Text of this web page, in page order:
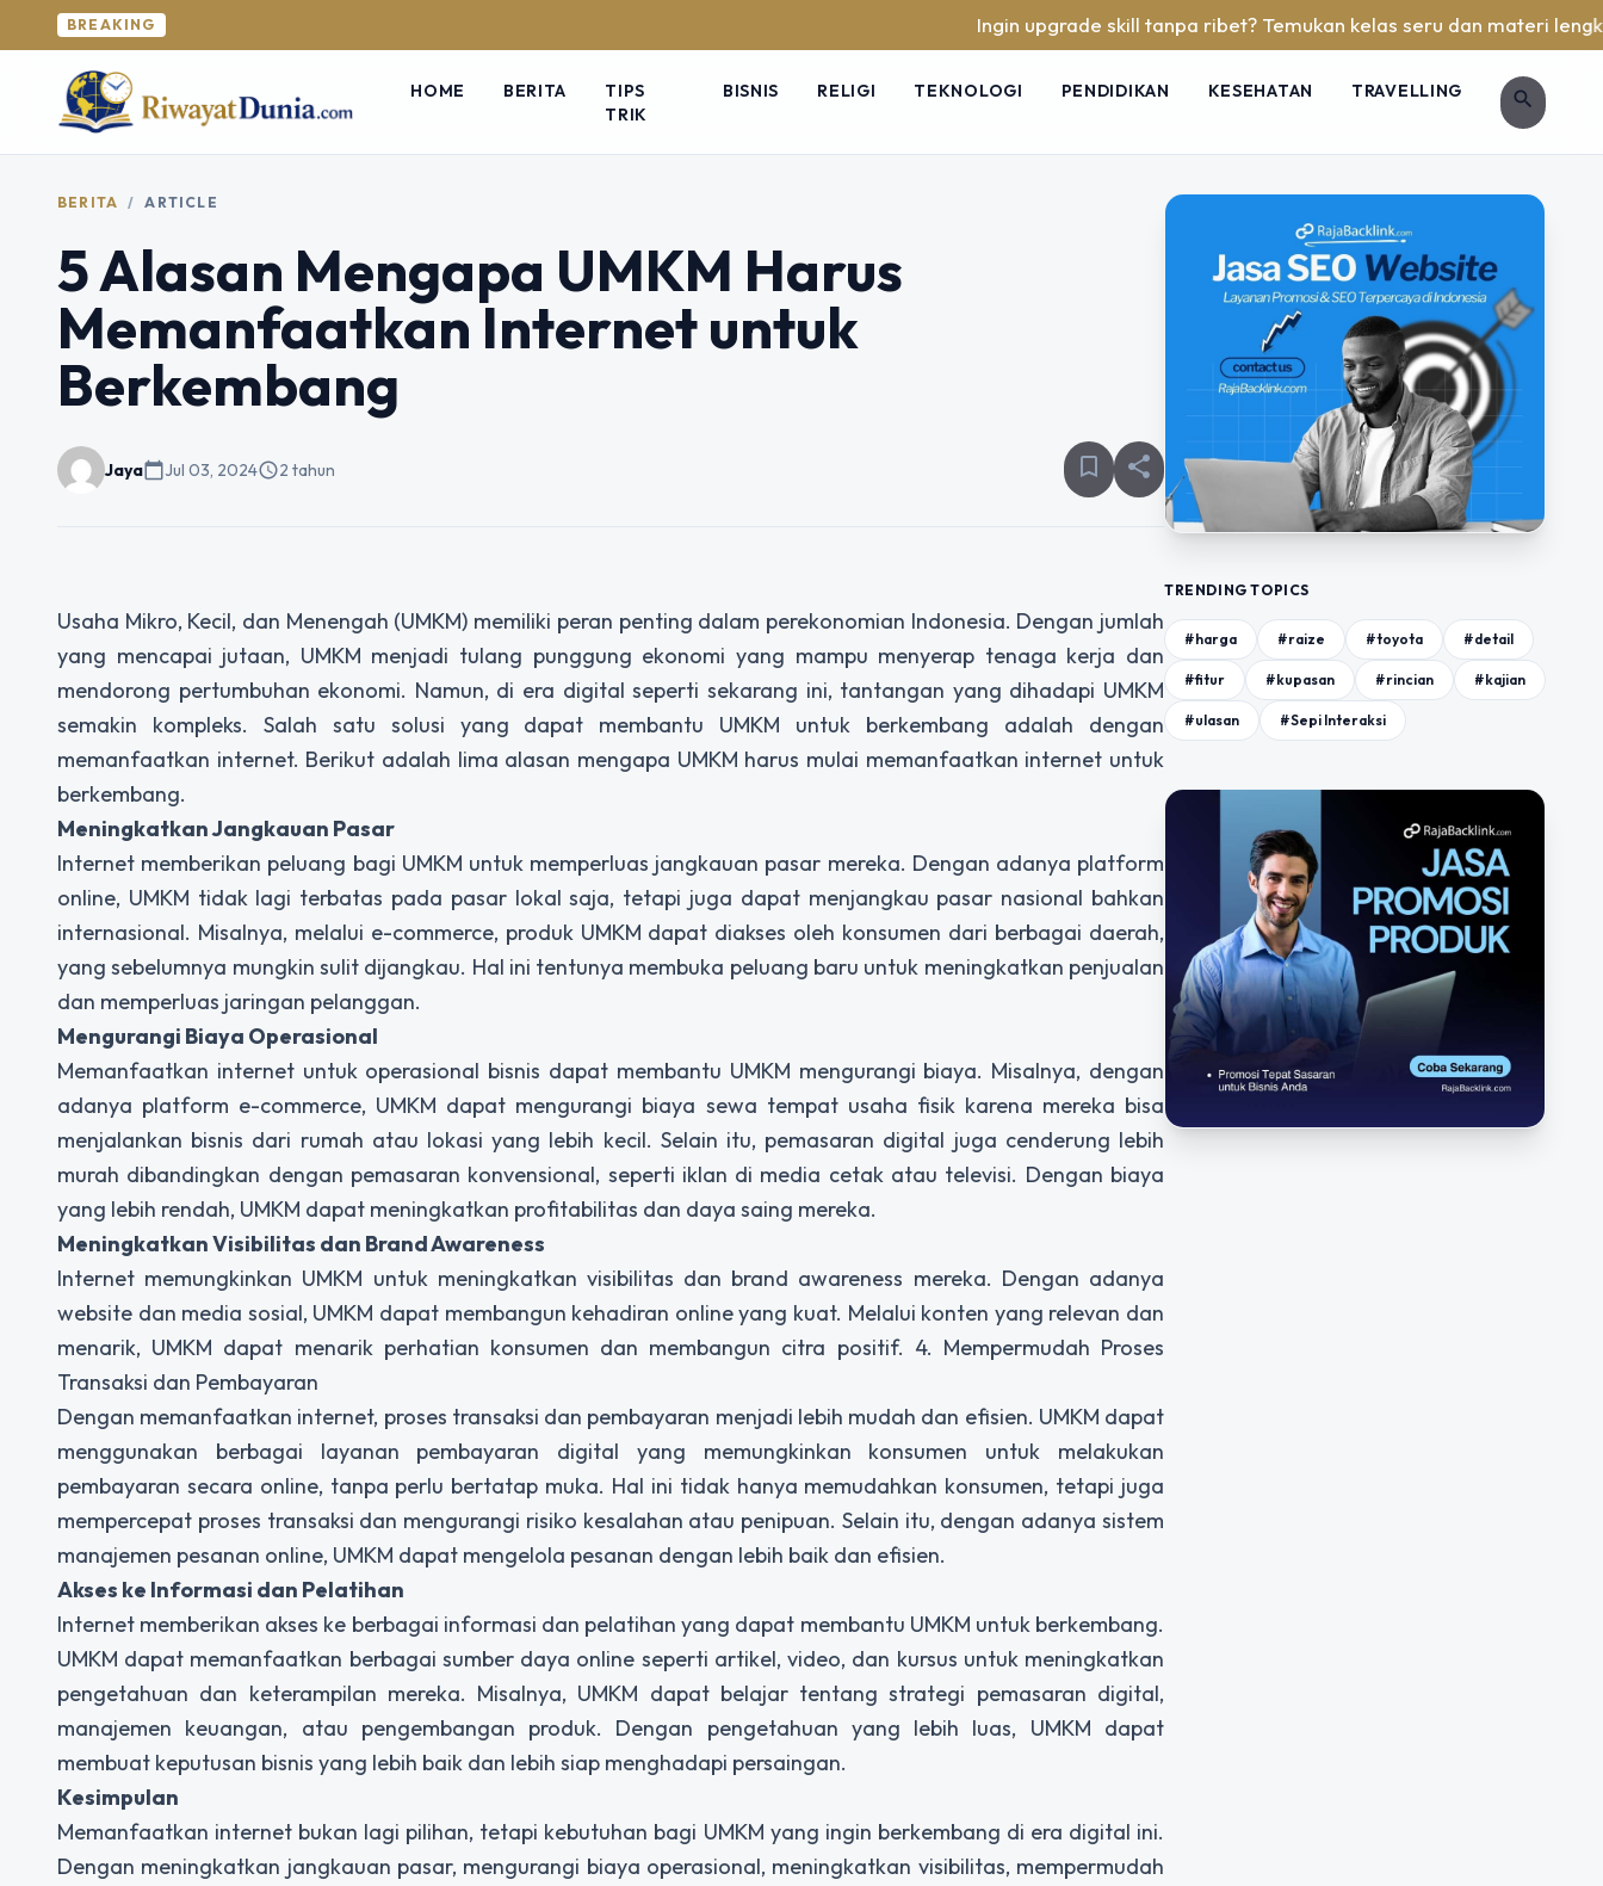
BREAKING Ingin upgrade skill tanpa ribet? Temukan kelas seru dan materi lengkap
HOME BERITA
TIPS
TRIK
BISNIS RELIGI TEKNOLOGI PENDIDIKAN KESEHATAN TRAVELLING search
BERITA / ARTICLE
5 Alasan Mengapa UMKM Harus
Memanfaatkan Internet untuk
Berkembang
Jayacalendar_todayJul 03, 2024schedule2 tahun bookmark_border share
Usaha Mikro, Kecil, dan Menengah (UMKM) memiliki peran penting dalam perekonomian Indonesia. Dengan jumlah
yang mencapai jutaan, UMKM menjadi tulang punggung ekonomi yang mampu menyerap tenaga kerja dan
mendorong pertumbuhan ekonomi. Namun, di era digital seperti sekarang ini, tantangan yang dihadapi UMKM
semakin kompleks. Salah satu solusi yang dapat membantu UMKM untuk berkembang adalah dengan
memanfaatkan internet. Berikut adalah lima alasan mengapa UMKM harus mulai memanfaatkan internet untuk
berkembang.
Meningkatkan Jangkauan Pasar
Internet memberikan peluang bagi UMKM untuk memperluas jangkauan pasar mereka. Dengan adanya platform
online, UMKM tidak lagi terbatas pada pasar lokal saja, tetapi juga dapat menjangkau pasar nasional bahkan
internasional. Misalnya, melalui e-commerce, produk UMKM dapat diakses oleh konsumen dari berbagai daerah,
yang sebelumnya mungkin sulit dijangkau. Hal ini tentunya membuka peluang baru untuk meningkatkan penjualan
dan memperluas jaringan pelanggan.
Mengurangi Biaya Operasional
Memanfaatkan internet untuk operasional bisnis dapat membantu UMKM mengurangi biaya. Misalnya, dengan
adanya platform e-commerce, UMKM dapat mengurangi biaya sewa tempat usaha fisik karena mereka bisa
menjalankan bisnis dari rumah atau lokasi yang lebih kecil. Selain itu, pemasaran digital juga cenderung lebih
murah dibandingkan dengan pemasaran konvensional, seperti iklan di media cetak atau televisi. Dengan biaya
yang lebih rendah, UMKM dapat meningkatkan profitabilitas dan daya saing mereka.
Meningkatkan Visibilitas dan Brand Awareness
Internet memungkinkan UMKM untuk meningkatkan visibilitas dan brand awareness mereka. Dengan adanya
website dan media sosial, UMKM dapat membangun kehadiran online yang kuat. Melalui konten yang relevan dan
menarik, UMKM dapat menarik perhatian konsumen dan membangun citra positif. 4. Mempermudah Proses
Transaksi dan Pembayaran
Dengan memanfaatkan internet, proses transaksi dan pembayaran menjadi lebih mudah dan efisien. UMKM dapat
menggunakan berbagai layanan pembayaran digital yang memungkinkan konsumen untuk melakukan
pembayaran secara online, tanpa perlu bertatap muka. Hal ini tidak hanya memudahkan konsumen, tetapi juga
mempercepat proses transaksi dan mengurangi risiko kesalahan atau penipuan. Selain itu, dengan adanya sistem
manajemen pesanan online, UMKM dapat mengelola pesanan dengan lebih baik dan efisien.
Akses ke Informasi dan Pelatihan
Internet memberikan akses ke berbagai informasi dan pelatihan yang dapat membantu UMKM untuk berkembang.
UMKM dapat memanfaatkan berbagai sumber daya online seperti artikel, video, dan kursus untuk meningkatkan
pengetahuan dan keterampilan mereka. Misalnya, UMKM dapat belajar tentang strategi pemasaran digital,
manajemen keuangan, atau pengembangan produk. Dengan pengetahuan yang lebih luas, UMKM dapat
membuat keputusan bisnis yang lebih baik dan lebih siap menghadapi persaingan.
Kesimpulan
Memanfaatkan internet bukan lagi pilihan, tetapi kebutuhan bagi UMKM yang ingin berkembang di era digital ini.
Dengan meningkatkan jangkauan pasar, mengurangi biaya operasional, meningkatkan visibilitas, mempermudah
TRENDING TOPICS
#harga #raize #toyota #detail
#fitur #kupasan #rincian #kajian
#ulasan #Sepi Interaksi